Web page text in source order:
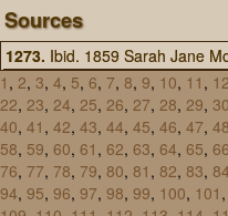
Sources
1273. Ibid. 1859 Sarah Jane
1 , 2, 3, 4, 5, 6, 7, 8, 9, 10, 11 , 12
22, 23, 24, 25, 26, 27, 28, 29, 30
40, 41 , 42, 43, 44, 45, 46, 47, 48
58, 59, 60, 61 , 62, 63, 64, 65, 66
76, 77, 78, 79, 80, 81 , 82, 83, 84
94, 95, 96, 97, 98, 99, 100, 101 ,